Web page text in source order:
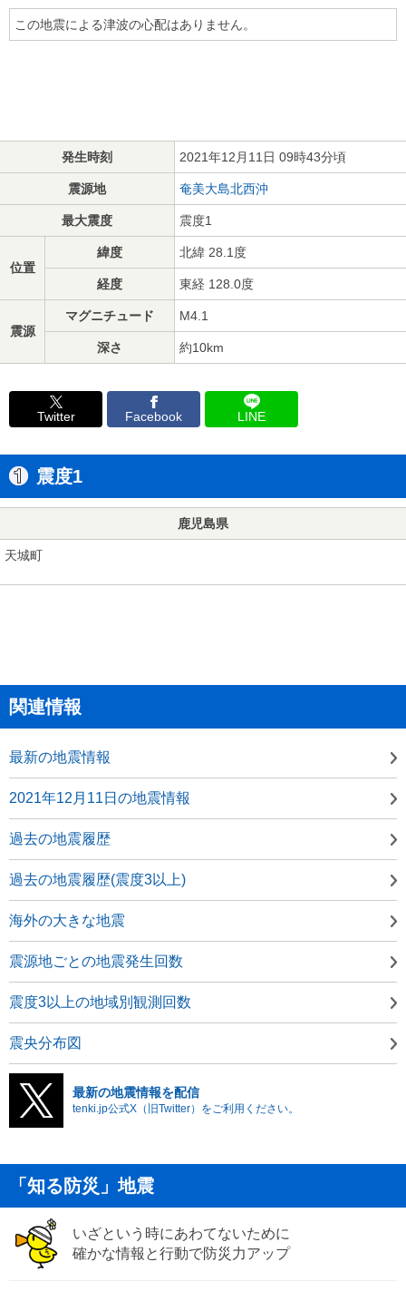
この地震による津波の心配はありません。
発生時刻 2021年12月11日 09時43分頃
震源地 奄美大島北西沖
最大震度 震度1
位置
緯度 北緯 28.1度
経度 東経 128.0度
震源
マグニチュード M4.1
深さ 約10km
Twitter Facebook LINE
震度1
鹿児島県
天城町
関連情報
最新の地震情報
2021年12月11日の地震情報
過去の地震履歴
過去の地震履歴(震度3以上)
海外の大きな地震
震源地ごとの地震発生回数
震度3以上の地域別観測回数
震央分布図
最新の地震情報を配信
tenki.jp公式X（旧Twitter）をご利用ください。
「知る防災」地震
いざという時にあわてないために
確かな情報と行動で防災力アップ